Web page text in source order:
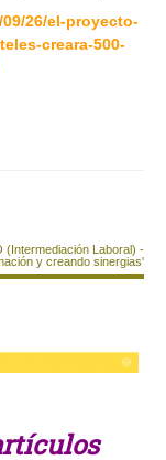
26/el-proyecto-
creara-500-
(Intermediación Laboral) -
y creando sinergias'